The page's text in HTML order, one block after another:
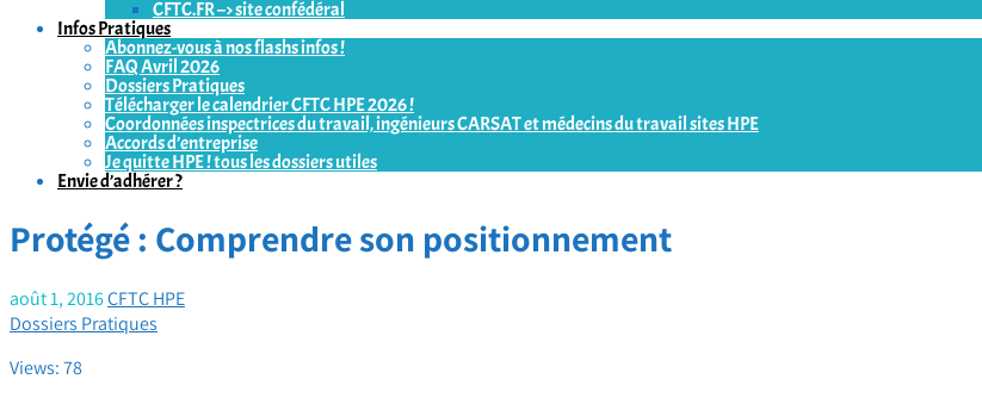
CFTC.FR –> site confédéral
Infos Pratiques
Abonnez-vous à nos flashs infos !
FAQ Avril 2026
Dossiers Pratiques
Télécharger le calendrier CFTC HPE 2026 !
Coordonnées inspectrices du travail, ingénieurs CARSAT et médecins du travail sites HPE
Accords d’entreprise
Je quitte HPE ! tous les dossiers utiles
Envie d’adhérer ?
Protégé : Comprendre son positionnement
août 1, 2016CFTC HPE
Dossiers Pratiques
Views: 78